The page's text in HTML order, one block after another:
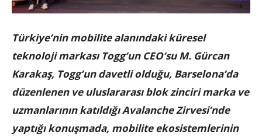
Türkiye’nin mobilite alanındaki küresel
teknoloji markası Togg’un CEO’su M. Gürcan
Karakaş, Togg’un davetli olduğu, Barselona’da
düzenlenen ve uluslararası blok zinciri marka ve
uzmanlarının katıldığı Avalanche Zirvesi’nde
yaptığı konuşmada, mobilite ekosistemlerinin